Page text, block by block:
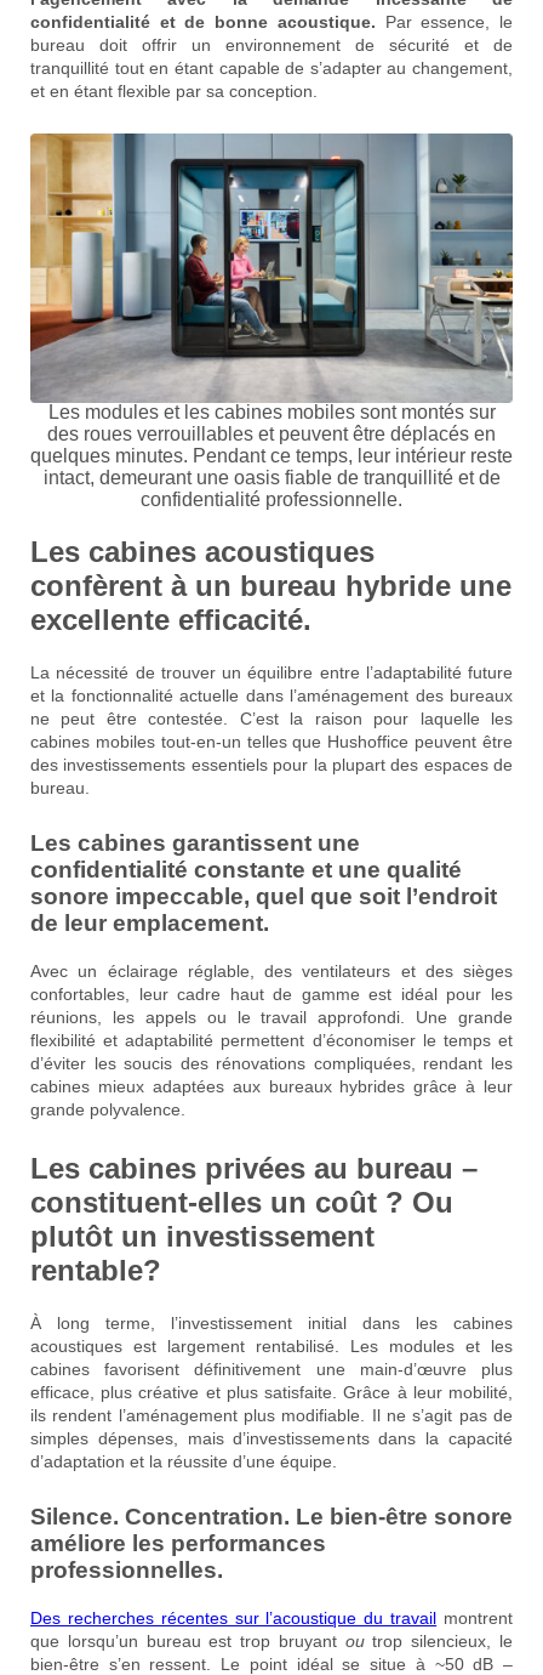
confidentialité et de bonne acoustique. Par essence, le
bureau doit offrir un environnement de sécurité et de
tranquillité tout en étant capable de s’adapter au changement,
et en étant flexible par sa conception.
Les modules et les cabines mobiles sont montés sur
des roues verrouillables et peuvent être déplacés en
quelques minutes. Pendant ce temps, leur intérieur reste
intact, demeurant une oasis fiable de tranquillité et de
confidentialité professionnelle.
Les cabines acoustiques
confèrent à un bureau hybride une
excellente efficacité.
La nécessité de trouver un équilibre entre l’adaptabilité future
et la fonctionnalité actuelle dans l’aménagement des bureaux
ne peut être contestée. C’est la raison pour laquelle les
cabines mobiles tout-en-un telles que Hushoffice peuvent être
des investissements essentiels pour la plupart des espaces de
bureau.
Les cabines garantissent une
confidentialité constante et une qualité
sonore impeccable, quel que soit l’endroit
de leur emplacement.
Avec un éclairage réglable, des ventilateurs et des sièges
confortables, leur cadre haut de gamme est idéal pour les
réunions, les appels ou le travail approfondi. Une grande
flexibilité et adaptabilité permettent d’économiser le temps et
d’éviter les soucis des rénovations compliquées, rendant les
cabines mieux adaptées aux bureaux hybrides grâce à leur
grande polyvalence.
Les cabines privées au bureau –
constituent-elles un coût ? Ou
plutôt un investissement
rentable?
À long terme, l’investissement initial dans les cabines
acoustiques est largement rentabilisé. Les modules et les
cabines favorisent définitivement une main-d’œuvre plus
efficace, plus créative et plus satisfaite. Grâce à leur mobilité,
ils rendent l’aménagement plus modifiable. Il ne s’agit pas de
simples dépenses, mais d’investissements dans la capacité
d’adaptation et la réussite d’une équipe.
Silence. Concentration. Le bien-être sonore
améliore les performances
professionnelles.
Des recherches récentes sur l’acoustique du travail montrent
que lorsqu’un bureau est trop bruyant outrop silencieux, le
bien-être s’en ressent. Le point idéal se situe à ~50 dB –